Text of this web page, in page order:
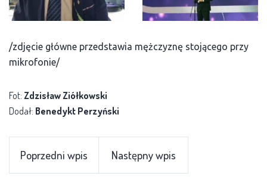
/zdjęcie główne przedstawia mężczyznę stojącego przy
mikrofonie/
Fot: Zdzisław Ziółkowski
Dodał: Benedykt Perzyński
Poprzedni wpis Następny wpis